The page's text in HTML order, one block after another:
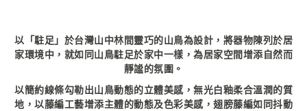
以「駐足」於台灣山中林間靈巧的山鳥為設計，將器物陳列於居
家環境中，就如同山鳥駐足於家中一樣，為居家空間增添自然而
靜謐的氛圍。
以簡約線條勾勒出山鳥動態的立體美感，無光白釉柔合溫潤的質
地，以藤編工藝增添主體的動態及色彩美感，翅膀藤編如同抖動